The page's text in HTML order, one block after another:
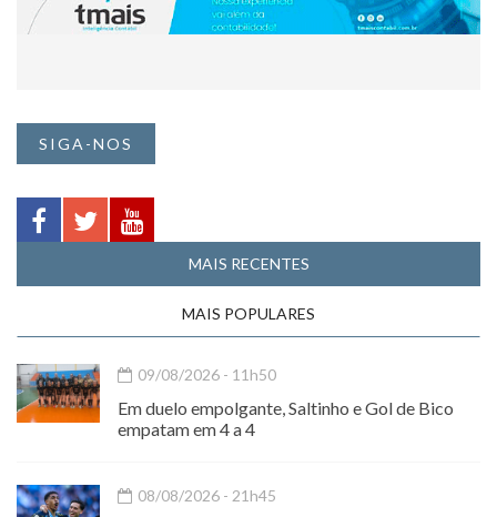
SIGA-NOS
MAIS RECENTES
MAIS POPULARES
09/08/2026 - 11h50
Em duelo empolgante, Saltinho e Gol de Bico
empatam em 4 a 4
08/08/2026 - 21h45